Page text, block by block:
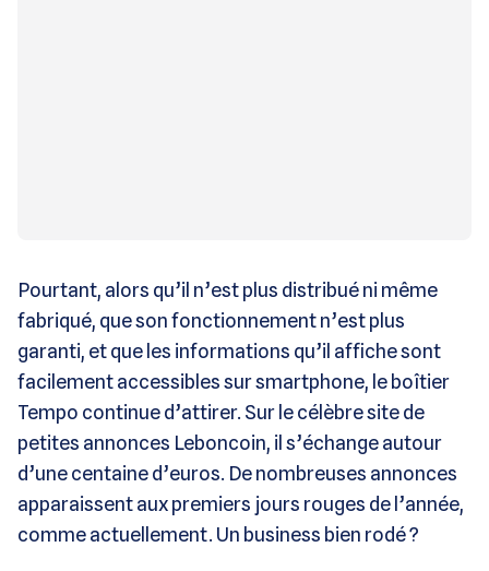
Pourtant, alors qu’il n’est plus distribué ni même
fabriqué, que son fonctionnement n’est plus
garanti, et que les informations qu’il affiche sont
facilement accessibles sur smartphone, le boîtier
Tempo continue d’attirer. Sur le célèbre site de
petites annonces Leboncoin, il s’échange autour
d’une centaine d’euros. De nombreuses annonces
apparaissent aux premiers jours rouges de l’année,
comme actuellement. Un business bien rodé ?